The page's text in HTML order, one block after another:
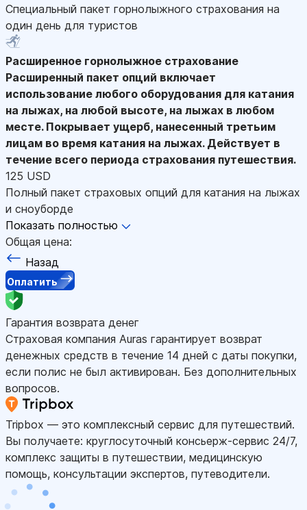
Специальный пакет горнолыжного страхования на
один день для туристов
Расширенное горнолыжное страхование
Расширенный пакет опций включает
использование любого оборудования для катания
на лыжах, на любой высоте, на лыжах в любом
месте. Покрывает ущерб, нанесенный третьим
лицам во время катания на лыжах. Действует в
течение всего периода страхования путешествия.
125 USD
Полный пакет страховых опций для катания на лыжах
и сноуборде
Показать полностью
Общая цена:
Назад
Оплатить
Гарантия возврата денег
Страховая компания Auras гарантирует возврат
денежных средств в течение 14 дней с даты покупки,
если полис не был активирован. Без дополнительных
вопросов.
Tripbox — это комплексный сервис для путешествий.
Вы получаете: круглосуточный консьерж-сервис 24/7,
комплекс защиты в путешествии, медицинскую
помощь, консультации экспертов, путеводители.